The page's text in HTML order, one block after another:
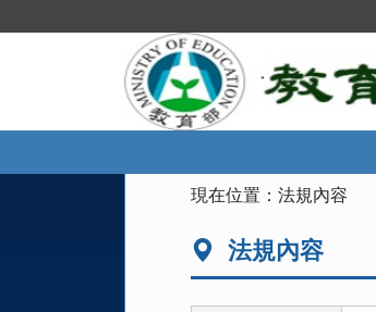
到
現在位置：法規內容
法規內容